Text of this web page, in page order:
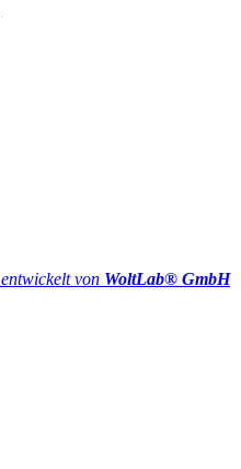
, entwickelt von WoltLab® GmbH